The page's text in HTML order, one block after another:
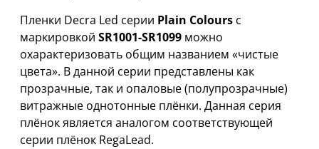
Пленки Decra Led серии Plain Colours с
маркировкой SR1001-SR1099 можно
охарактеризовать общим названием «чистые
цвета». В данной серии представлены как
прозрачные, так и опаловые (полупрозрачные)
витражные однотонные плёнки. Данная серия
плёнок является аналогом соответствующей
серии плёнок RegaLead.